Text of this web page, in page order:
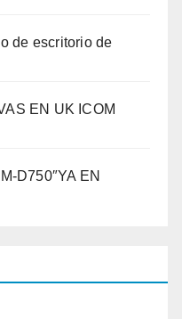
de escritorio de
EN UK ICOM
D750″YA EN